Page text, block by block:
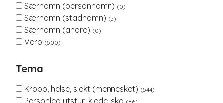
Særnamn (personnamn) (0)
Særnamn (stadnamn) (5)
Særnamn (andre) (0)
Verb (500)
Tema
Kropp, helse, slekt (mennesket) (544)
Personleg utstyr, klede, sko (86)